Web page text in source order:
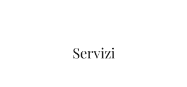
Servizi